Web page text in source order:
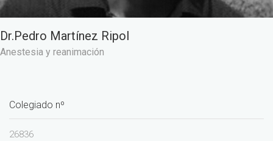
Dr.Pedro Martínez Ripol
Anestesia y reanimación
Colegiado nº
26836